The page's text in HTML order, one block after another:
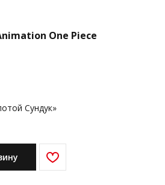
One Piece
Сундук»